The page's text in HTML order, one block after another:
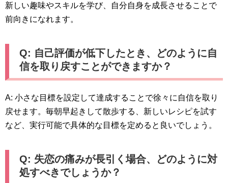
新しい趣味やスキルを学び、自分自身を成長させることで
前向きになれます。
Q: 自己評価が低下したとき、どのように自
信を取り戻すことができますか？
A: 小さな目標を設定して達成することで徐々に自信を取り
戻せます。毎朝早起きして散歩する、新しいレシピを試す
など、実行可能で具体的な目標を定めると良いでしょう。
Q: 失恋の痛みが長引く場合、どのように対
処すべきでしょうか？